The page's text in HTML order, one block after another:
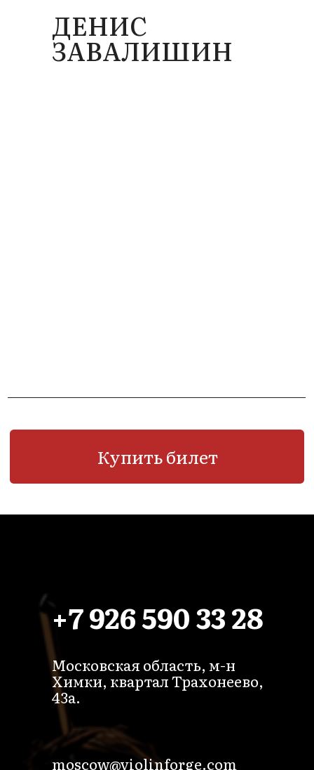
ДЕНИС
ЗАВАЛИШИН
Московская область, м-н
Химки, квартал Трахонеево,
43а.
moscow@violinforge.com
+7 926 590 33 28